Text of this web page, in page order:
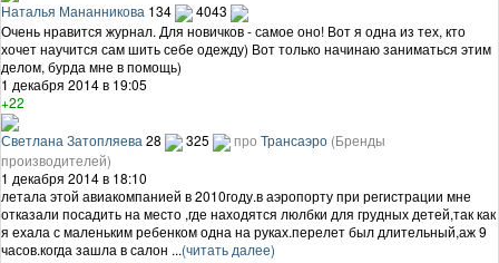
Наталья Мананникова 134
4043
Очень нравится журнал. Для новичков - самое оно! Вот я одна из тех, кто
хочет научится сам шить себе одежду) Вот только начинаю заниматься этим
делом, бурда мне в помощь)
1 декабря 2014 в 19:05
+22
Светлана Затопляева 28 325 про Трансаэро (Бренды
производителей)
1 декабря 2014 в 18:10
летала этой авиакомпанией в 2010году.в аэропорту при регистрации мне
отказали посадить на место ,где находятся люлбки для грудных детей,так как
я ехала с маленьким ребенком одна на руках.перелет был длительный,аж 9
часов.когда зашла в салон ...(читать далее)